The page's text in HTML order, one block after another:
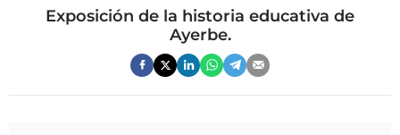
Exposición de la historia educativa de
Ayerbe.